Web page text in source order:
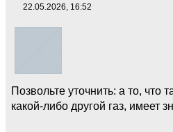
22.05.2026, 16:52
Позвольте уточнить: а то, что
какой-либо другой газ, имеет